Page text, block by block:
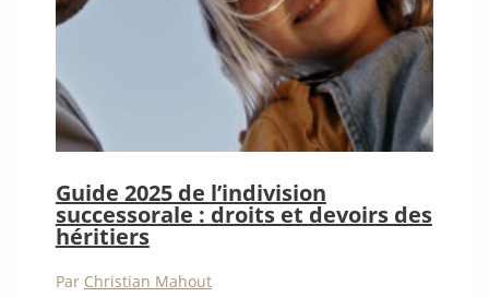
Guide 2025 de l’indivision
successorale : droits et devoirs des
héritiers
Par Christian Mahout